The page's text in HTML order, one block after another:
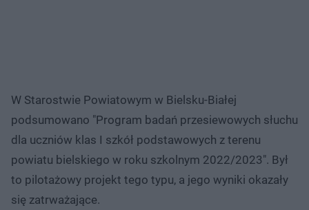
W Starostwie Powiatowym w Bielsku-Białej
podsumowano "Program badań przesiewowych słuchu
dla uczniów klas I szkół podstawowych z terenu
powiatu bielskiego w roku szkolnym 2022/2023". Był
to pilotażowy projekt tego typu, a jego wyniki okazały
się zatrważające.